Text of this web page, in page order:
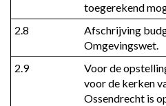
toegerekend
2.8
Afschrijving
Omgevingswet.
2.9
Voor de
voor de kerken
Ossendrecht is